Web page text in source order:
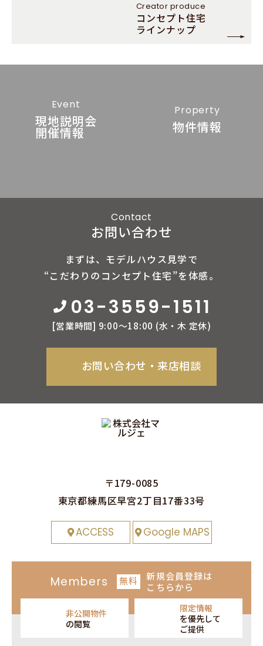
Creator produce
コンセプト住宅
ラインナップ
Contact
お問い合わせ
まずは、モデルハウス見学で
“こだわりのコンセプト住宅”を体感。
03-3559-1511
[営業時間] 9:00〜18:00 (⽔‧⽊ 定休)
お問い合わせ‧来店相談
Event
現地説明会
開催情報
Property
物件情報
〒179-0085
東京都練⾺区早宮2丁⽬17番33号
ACCESS Google MAPS
Members 無料 新規会員登録は
こちらから
非公開物件
の閲覧
限定情報
を優先して
ご提供